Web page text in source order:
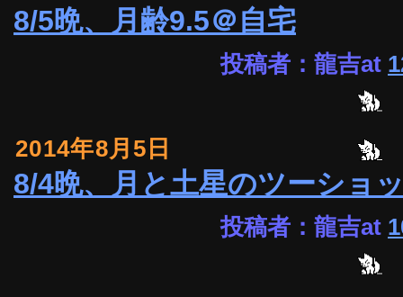
8/5晩、月齢9.5＠自宅
投稿者：龍吉at
2014年8月5日
8/4晩、月と土星のツーショ
投稿者：龍吉at